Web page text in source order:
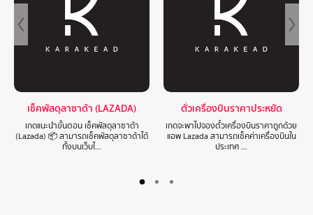
เช็คพัสดุลาซาด้า (LAZADA)
เกดแนะนำขั้นตอน เช็คพัสดุลาซาด้า
(Lazada) 📦 สามารถเช็คพัสดุลาซาด้าได้
ทั้งบนเว็บไ…
ตั๋วเครื่องบินราคาประหยัด
เกดจะพาไปจองตั๋วเครื่องบินราคาถูกด้วย
แอพ Lazada สามารถเช็คค่าเครื่องบินใน
ประเทศ …